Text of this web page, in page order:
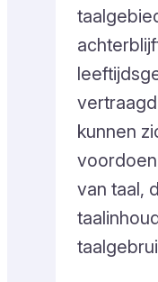
kunnen
van taal,